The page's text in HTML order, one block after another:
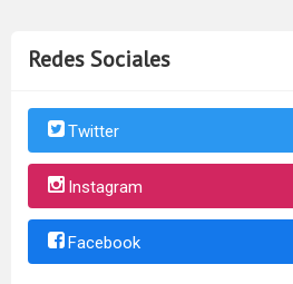
Redes Sociales
Twitter
Instagram
Facebook